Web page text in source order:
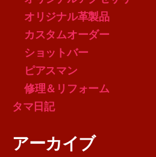
オリジナル革製品
カスタムオーダー
ショットバー
ピアスマン
修理＆リフォーム
タマ日記
アーカイブ